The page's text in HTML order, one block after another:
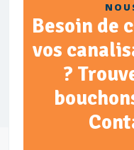
Besoin de
vos
?